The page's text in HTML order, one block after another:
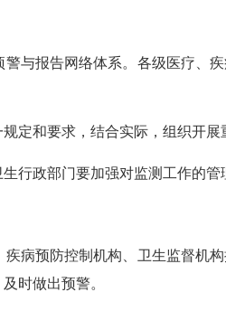
报告网络体系。各级医疗、
和要求，结合实际，组织开展
政部门要加强对监测工作的管
预防控制机构、卫生监督机
时做出预警。